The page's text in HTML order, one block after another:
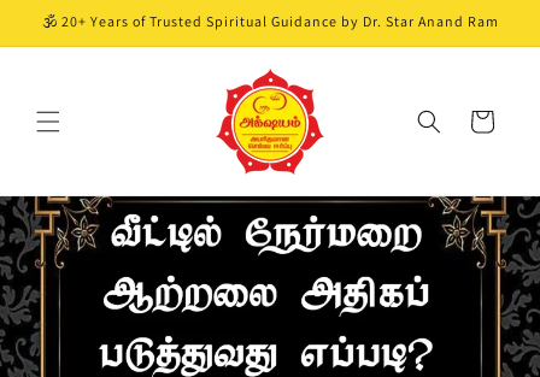
Skip to
🕉️ 20+ Years of Trusted Spiritual Guidance by Dr. Star Anand Ram
Cart